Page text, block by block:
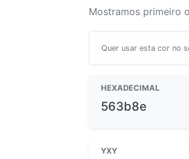
Mostramos primeiro
Quer usar esta cor no
HEXADECIMAL
563b8e
YXY